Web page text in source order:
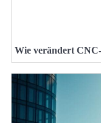
Wie verändert